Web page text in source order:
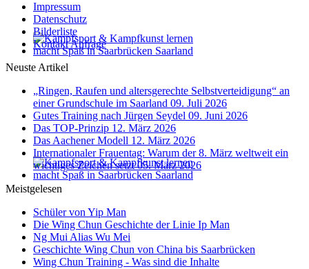
Impressum
Datenschutz
Bilderliste
Kontakt Anfrage
Neuste Artikel
„Ringen, Raufen und altersgerechte Selbstverteidigung“ an
einer Grundschule im Saarland 09. Juli 2026
Gutes Training nach Jürgen Seydel 09. Juni 2026
Das TOP-Prinzip 12. März 2026
Das Aachener Modell 12. März 2026
Internationaler Frauentag: Warum der 8. März weltweit ein
wichtiges Zeichen setzt05. März 2026
Meistgelesen
Schüler von Yip Man
Die Wing Chun Geschichte der Linie Ip Man
Ng Mui Alias Wu Mei
Geschichte Wing Chun von China bis Saarbrücken
Wing Chun Training - Was sind die Inhalte